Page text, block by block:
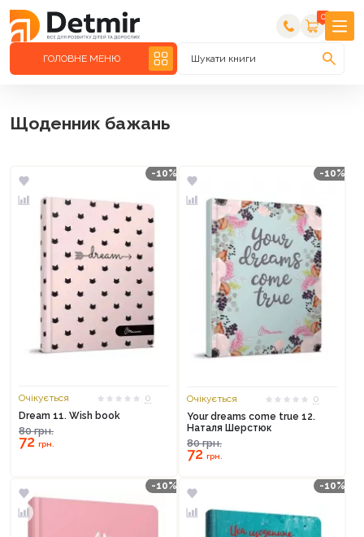
0
ГОЛОВНЕ МЕНЮ Шукати книги
Щоденник бажань
-10%
Очікується
0
Dream 11. Wish book
80грн.
72 грн.
-10%
Очікується
0
Your dreams come true 12.
Наталя Шерстюк
80грн.
72 грн.
-10% -10%